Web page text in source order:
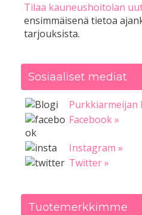
Tilaa kauneushoitolan
ensimmäisenä tietoa
tarjouksista.
Sosiaaliset mediat
Purkkiarmeijan
Facebook »
Instagram »
Twitter »
Tuotemerkkimme